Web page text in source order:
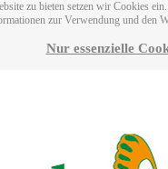
zu bieten setzen wir Cookies
zur Verwendung und den
Nur essenzielle